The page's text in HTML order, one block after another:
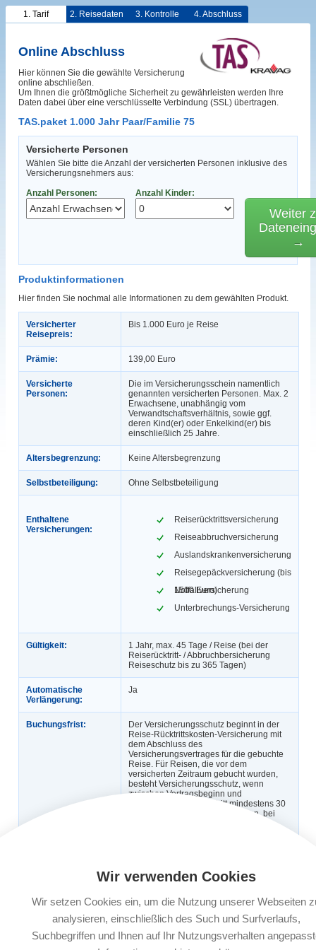
1. Tarif 2. Reisedaten 3. Kontrolle 4. Abschluss
Online Abschluss
Hier können Sie die gewählte Versicherung
online abschließen.
Um Ihnen die größtmögliche Sicherheit zu gewährleisten werden Ihre
Daten dabei über eine verschlüsselte Verbindung (SSL) übertragen.
TAS.paket 1.000 Jahr Paar/Familie 75
Versicherte Personen
Wählen Sie bitte die Anzahl der versicherten Personen inklusive des
Versicherungsnehmers aus:
Anzahl Personen:
Anzahl Kinder:
Weiter
→
Produktinformationen
Hier finden Sie nochmal alle Informationen zu dem gewählten Produkt.
Versicherter
Reisepreis:
Bis 1.000 Euro je Reise
Prämie: 139,00 Euro
Versicherte
Personen:
Die im Versicherungsschein namentlich
genannten versicherten Personen. Max. 2
Erwachsene, unabhängig vom
Verwandtschaftsverhältnis, sowie ggf.
deren Kind(er) oder Enkelkind(er) bis
einschließlich 25 Jahre.
Altersbegrenzung: Keine Altersbegrenzung
Selbstbeteiligung: Ohne Selbstbeteiligung
Enthaltene
Versicherungen:
Reiserücktrittsversicherung
Reiseabbruchversicherung
Auslandskrankenversicherung
Reisegepäckversicherung (bis
1500 Euro)
Notfallversicherung
Unterbrechungs-Versicherung
Gültigkeit:
1 Jahr, max. 45 Tage / Reise (bei der
Reiserücktritt- / Abbruchbersicherung
Reiseschutz bis zu 365 Tagen)
Automatische
Verlängerung:
Ja
Buchungsfrist:
Der Versicherungsschutz beginnt in der
Reise-Rücktrittskosten-Versicherung mit
dem Abschluss des
Versicherungsvertrages für die gebuchte
Reise. Für Reisen, die vor dem
versicherten Zeitraum gebucht wurden,
besteht Versicherungsschutz, wenn
zwischen Vertragsbeginn und
planmäßigem Reiseantritt mindestens 30
Tage liegen. Für Reisebuchungen, bei
der nächsten drei Werktage beginnt.
Leistungsträger:
KRAVAG-LOGISTIC Versicherungs-AG,
Emil-von-Behring-Straße 2, 60439
Frankfurt am Main
Wir verwenden Cookies
Wir setzen Cookies ein, um die Nutzung unserer Webseiten
analysieren, einschließlich des Such und Surfverlaufs,
Suchbegriffen und Ihnen auf Ihr Nutzungsverhalten